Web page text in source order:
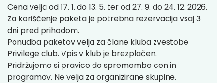
Cena velja od 17. 1. do 13. 5. ter od 27. 9. do 24. 12. 2026.
Za koriščenje paketa je potrebna rezervacija vsaj 3
dni pred prihodom.
Ponudba paketov velja za člane kluba zvestobe
Privilege club. Vpis v klub je brezplačen.
Pridržujemo si pravico do spremembe cen in
programov. Ne velja za organizirane skupine.